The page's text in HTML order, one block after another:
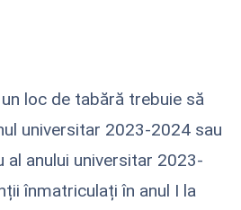
loc de tabără trebuie să
universitar 2023-2024 sau
anului universitar 2023-
înmatriculați în anul I la